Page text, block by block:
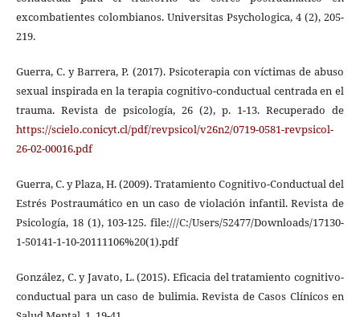
excombatientes colombianos. Universitas Psychologica, 4 (2), 205-
219.
Guerra, C. y Barrera, P. (2017). Psicoterapia con víctimas de abuso
sexual inspirada en la terapia cognitivo-conductual centrada en el
trauma. Revista de psicología, 26 (2), p. 1-13. Recuperado de
https://scielo.conicyt.cl/pdf/revpsicol/v26n2/0719-0581-revpsicol-
26-02-00016.pdf
Guerra, C. y Plaza, H. (2009). Tratamiento Cognitivo-Conductual del
Estrés Postraumático en un caso de violación infantil. Revista de
Psicología, 18 (1), 103-125. file:///C:/Users/52477/Downloads/17130-
1-50141-1-10-20111106%20(1).pdf
González, C. y Javato, L. (2015). Eficacia del tratamiento cognitivo-
conductual para un caso de bulimia. Revista de Casos Clínicos en